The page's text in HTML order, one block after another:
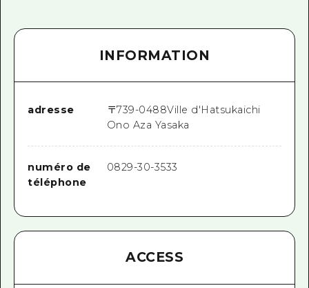
INFORMATION
adresse 〒739-0488Ville d'Hatsukaichi
Ono Aza Yasaka
numéro de
téléphone
0829-30-3533
ACCESS